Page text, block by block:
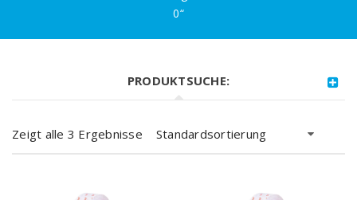
0“
PRODUKTSUCHE:
Zeigt alle 3 Ergebnisse Standardsortierung